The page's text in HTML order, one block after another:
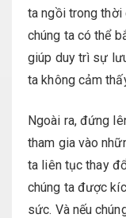
ta ngồi trong thời
chúng ta có thể
giúp duy trì sự
ta không cảm
Ngoài ra, đứng
tham gia vào
ta liên tục thay
chúng ta được
sức. Và nếu